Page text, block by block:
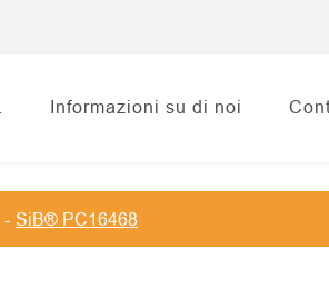
Informazioni su di noi
SiB® PC16468